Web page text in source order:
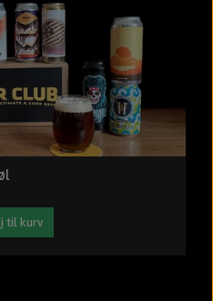
til kurv